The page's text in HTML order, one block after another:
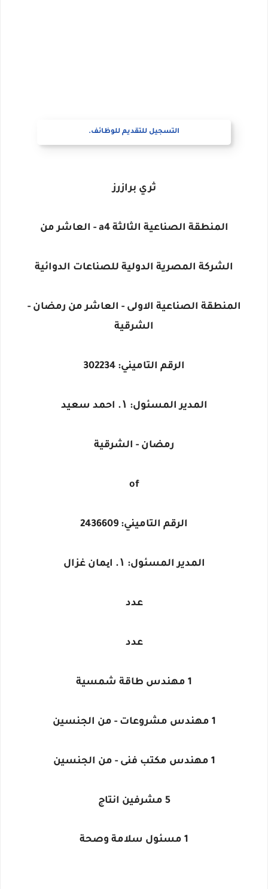
التسجيل للتقديم للوظائف.
ثري برازرز
المنطقة الصناعية الثالثة a4 - العاشر من
الشركة المصرية الدولية للصناعات الدوائية
المنطقة الصناعية الاولى - العاشر من رمضان -
الشرقية
الرقم التاميني: 302234
المدير المسئول: ۱. احمد سعيد
رمضان - الشرقية
of
الرقم التاميني: 2436609
المدير المسئول: ۱. ایمان غزال
عدد
عدد
1 مهندس طاقة شمسية
1 مهندس مشروعات - من الجنسين
1 مهندس مكتب فنى - من الجنسين
5 مشرفين انتاج
1 مسئول سلامة وصحة